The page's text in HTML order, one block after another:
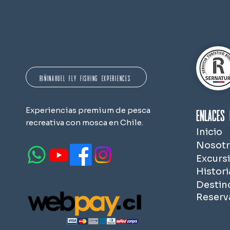
RIÑINAHUEL FLY FISHING EXPERIENCES
Experiencias premium de pesca
recreativa con mosca en Chile.
Inicio